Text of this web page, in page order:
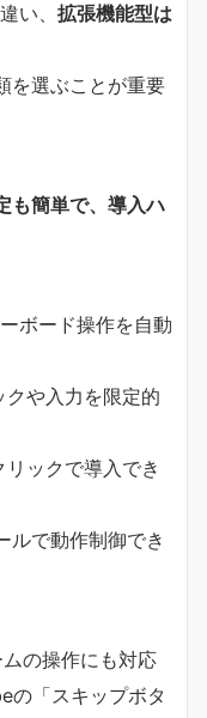
い、 拡張機能型は
を選ぶことが重要
も簡単で、導入ハ
ボード操作を自動
クや入力を限定的
ックで導入でき
ルで動作制御でき
の操作にも対応
の「スキップボタ